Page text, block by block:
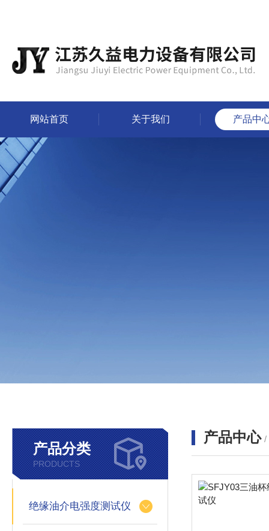
网站首页 关于我们 产品中
产品分类
PRODUCTS
绝缘油介电强度测试仪
产品中心 /